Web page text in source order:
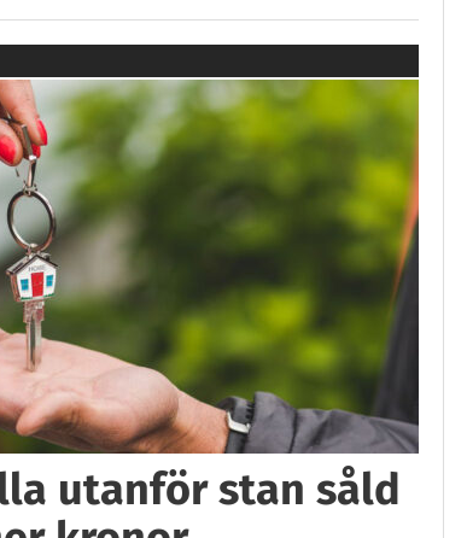
utanför stan såld